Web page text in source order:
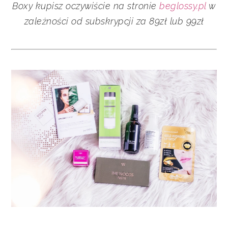
Boxy kupiszoczywiście na stroniebeglossy.pl w
zależności od subskrypcji za 89zł lub 99zł